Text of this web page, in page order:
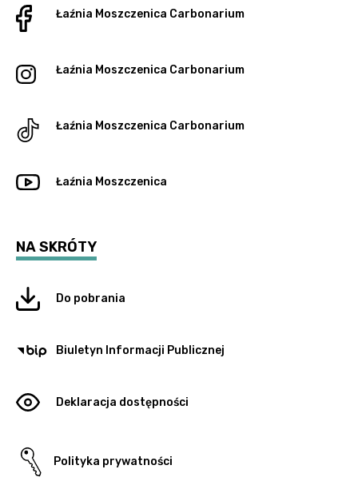
Łaźnia Moszczenica Carbonarium
Łaźnia Moszczenica Carbonarium
Łaźnia Moszczenica Carbonarium
Łaźnia Moszczenica
NA SKRÓTY
Do pobrania
Biuletyn Informacji Publicznej
Deklaracja dostępności
Polityka prywatności